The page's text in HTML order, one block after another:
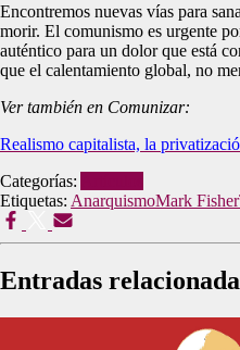
Encontremos nuevas vías para
morir. El comunismo es urgente
auténtico para un dolor que está
que el calentamiento global, no
Ver también en Comunizar:
Realismo capitalista, la
Categorías:
Etiquetas: AnarquismoMark Fisher
Entradas